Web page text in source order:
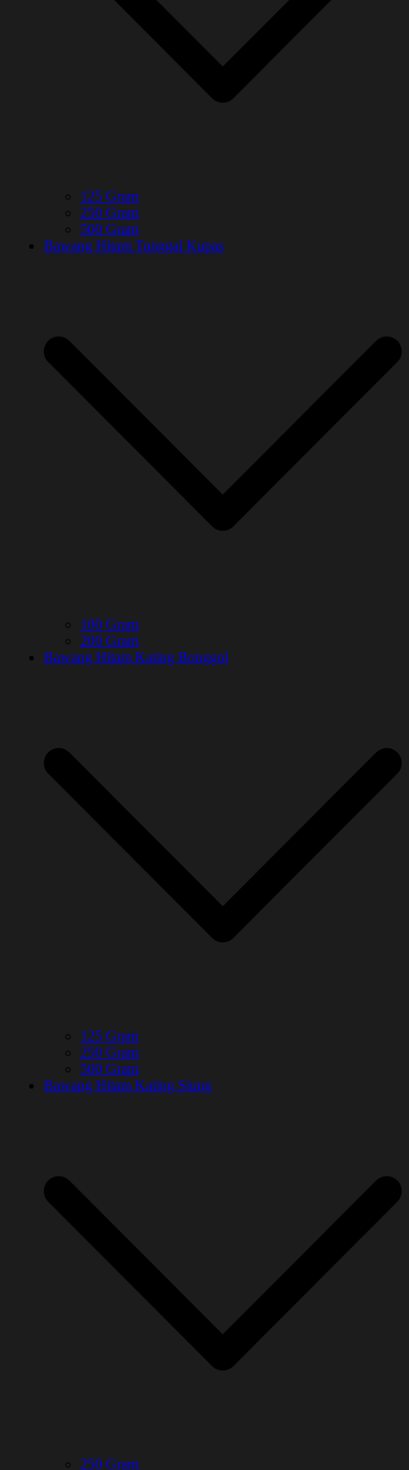
125 Gram
250 Gram
500 Gram
Bawang Hitam Tunggal Kupas
100 Gram
200 Gram
Bawang Hitam Kating Bonggol
125 Gram
250 Gram
500 Gram
Bawang Hitam Kating Siung
250 Gram